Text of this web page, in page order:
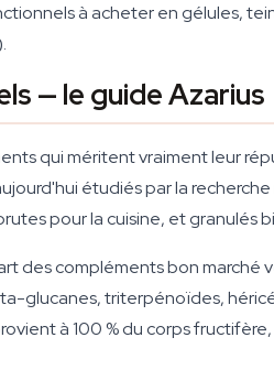
à acheter en gélules,
— le guide Azarius
qui méritent vraiment leur
étudiés par la
pour la cuisine, et granulés
des compléments bon marché
glucanes, triterpénoïdes,
à 100 % du corps